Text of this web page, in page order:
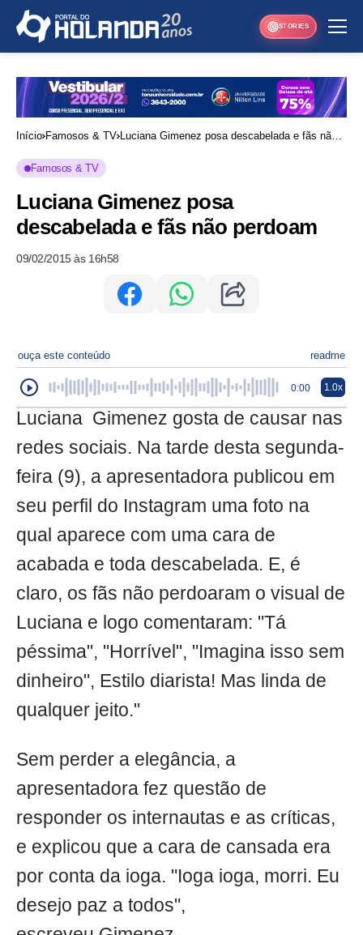
STORIES
Início Famosos & TV Luciana Gimenez posa descabelada e fãs não
Famosos & TV
Luciana Gimenez posa
descabelada e fãs não perdoam
09/02/2015 às 16h58
ouça este conteúdo readme
0:00 1.0x
Luciana Gimenez gosta de causar nas
redes sociais. Na tarde desta segunda-
feira (9), a apresentadora publicou em
seu perfil do Instagram uma foto na
qual aparece com uma cara de
acabada e toda descabelada. E, é
claro, os fãs não perdoaram o visual de
Luciana e logo comentaram: "Tá
péssima", "Horrível", "Imagina isso sem
dinheiro", Estilo diarista! Mas linda de
qualquer jeito."
Sem perder a elegância, a
apresentadora fez questão de
responder os internautas e as críticas,
e explicou que a cara de cansada era
por conta da ioga. "Ioga ioga, morri. Eu
desejo paz a todos",